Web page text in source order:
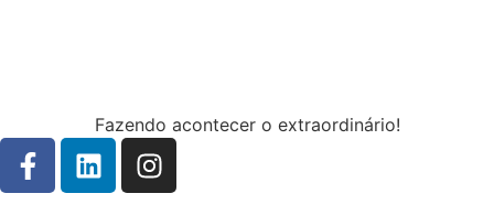
Fazendo acontecer o extraordinário!